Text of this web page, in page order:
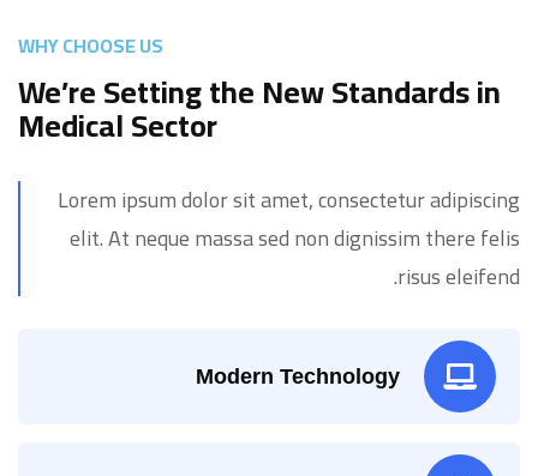
WHY CHOOSE US
We’re Setting the New Standards in
Medical Sector
Lorem ipsum dolor sit amet, consectetur adipiscing
elit. At neque massa sed non dignissim there felis
risus eleifend.
Modern Technology